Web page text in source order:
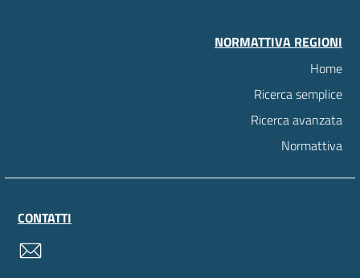
NORMATTIVA REGIONI
Home
Ricerca semplice
Ricerca avanzata
Normattiva
CONTATTI